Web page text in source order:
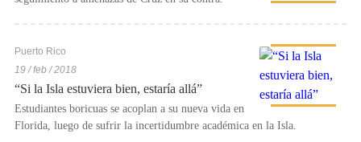
Puerto Rico
19 / feb / 2018
“Si la Isla estuviera bien, estaría allá”
Estudiantes boricuas se acoplan a su nueva vida en
Florida, luego de sufrir la incertidumbre académica en la Isla.